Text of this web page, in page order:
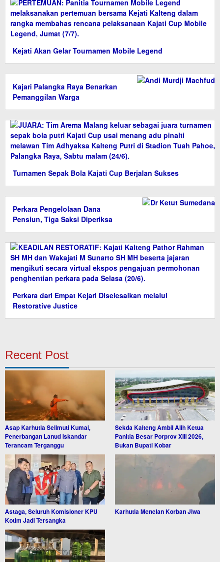
Kejati Akan Gelar Tournamen Mobile Legend
Kajari Palangka Raya Benarkan
Pemanggilan Warga
Turnamen Sepak Bola Kajati Cup Berjalan Sukses
Perkara Pengelolaan Dana
Pensiun, Tiga Saksi Diperiksa
Perkara dari Empat Kejari Diselesaikan melalui
Restorative Justice
Recent Post
Asap Karhutla Selimuti Kumai,
Penerbangan Lanud Iskandar
Terancam Terganggu
Sekda Kalteng Ambil Alih Ketua
Panitia Besar Porprov XIII 2026,
Bukan Bupati Kobar
Astaga, Seluruh Komisioner KPU
Kotim Jadi Tersangka
Karhutla Menelan Korban Jiwa